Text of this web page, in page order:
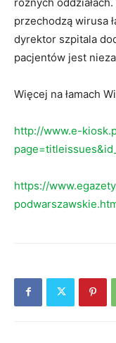
przechodzą wirusa
dyrektor szpitala
pacjentów jest
Więcej na łamach
http://www.e-
https://